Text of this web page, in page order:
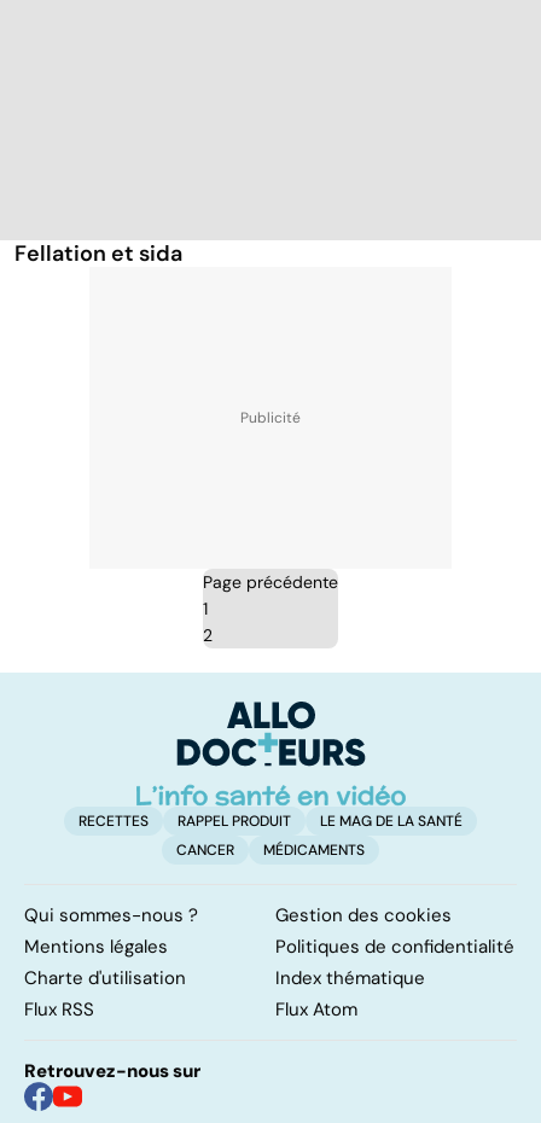
Fellation et sida
Page précédente
1
2
RECETTES RAPPEL PRODUIT
LE MAG DE LA SANTÉ
CANCER
MÉDICAMENTS
Qui sommes-nous ?
Gestion des cookies
Mentions légales
Politiques de confidentialité
Charte d'utilisation
Index thématique
Flux RSS
Flux Atom
Retrouvez-nous sur